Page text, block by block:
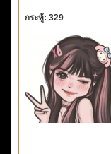
กระทู้: 329